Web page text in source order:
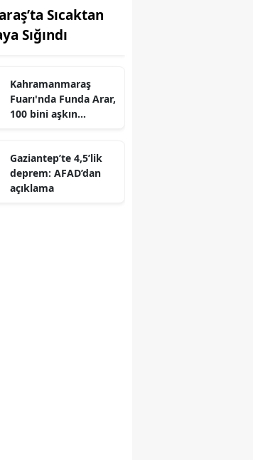
Sıcaktan
Sığındı
Kahramanmaraş
Fuarı'nda Funda Arar,
100 bini aşkın
Gaziantep’te 4,5’lik
deprem: AFAD’dan
açıklama